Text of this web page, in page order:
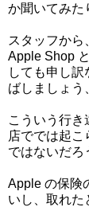
か聞いてみた
スタッフから
Apple Shop
しても申し
ばしましょう
こういう行き
店ででは起
ではないだろ
Apple の保険
いし、取れた